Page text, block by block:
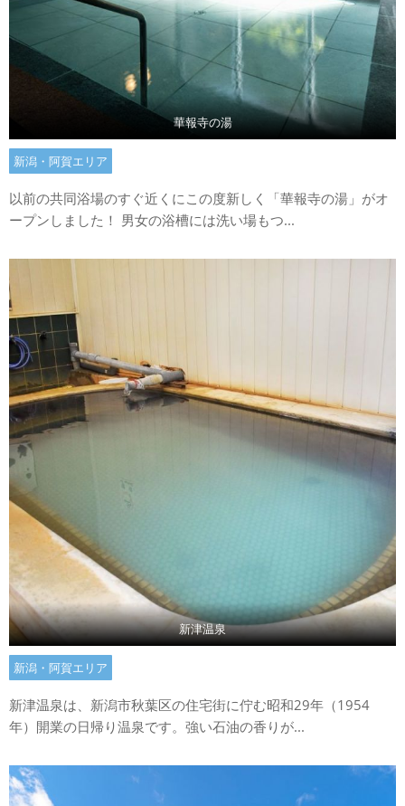
華報寺の湯
新潟・阿賀エリア
以前の共同浴場のすぐ近くにこの度新しく「華報寺の湯」がオ
ープンしました！ 男女の浴槽には洗い場もつ...
新津温泉
新潟・阿賀エリア
新津温泉は、新潟市秋葉区の住宅街に佇む昭和29年（1954
年）開業の日帰り温泉です。強い石油の香りが...